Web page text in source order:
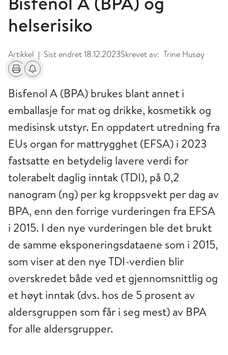
helserisiko
Artikkel | Sist endret18.12.2023Skrevet av: Trine Husøy
Skriv utFå varsel om endringer
Bisfenol A (BPA) brukes blant annet i
emballasje for mat og drikke, kosmetikk og
medisinsk utstyr. En oppdatert utredning fra
EUs organ for mattrygghet (EFSA) i 2023
fastsatte en betydelig lavere verdi for
tolerabelt daglig inntak (TDI), på 0,2
nanogram (ng) per kg kroppsvekt per dag av
BPA, enn den forrige vurderingen fra EFSA
i 2015. I den nye vurderingen ble det brukt
de samme eksponeringsdataene som i 2015,
som viser at den nye TDI-verdien blir
overskredet både ved et gjennomsnittlig og
et høyt inntak (dvs. hos de 5 prosent av
aldersgruppen som får i seg mest) av BPA
for alle aldersgrupper.